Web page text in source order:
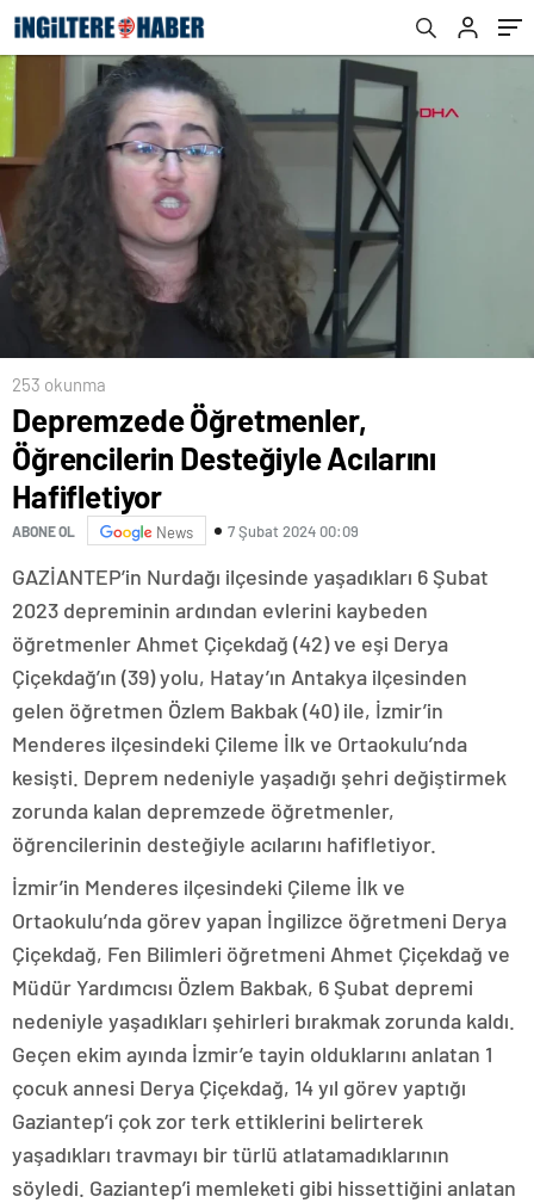
253 okunma
Depremzede Öğretmenler,
Öğrencilerin Desteğiyle Acılarını
Hafifletiyor
ABONE OL News 7 Şubat 2024 00:09
GAZİANTEP’in Nurdağı ilçesinde yaşadıkları 6 Şubat
2023 depreminin ardından evlerini kaybeden
öğretmenler Ahmet Çiçekdağ (42) ve eşi Derya
Çiçekdağ’ın (39) yolu, Hatay’ın Antakya ilçesinden
gelen öğretmen Özlem Bakbak (40) ile, İzmir’in
Menderes ilçesindeki Çileme İlk ve Ortaokulu’nda
kesişti. Deprem nedeniyle yaşadığı şehri değiştirmek
zorunda kalan depremzede öğretmenler,
öğrencilerinin desteğiyle acılarını hafifletiyor.
İzmir’in Menderes ilçesindeki Çileme İlk ve
Ortaokulu’nda görev yapan İngilizce öğretmeni Derya
Çiçekdağ, Fen Bilimleri öğretmeni Ahmet Çiçekdağ ve
Müdür Yardımcısı Özlem Bakbak, 6 Şubat depremi
nedeniyle yaşadıkları şehirleri bırakmak zorunda kaldı.
Geçen ekim ayında İzmir’e tayin olduklarını anlatan 1
çocuk annesi Derya Çiçekdağ, 14 yıl görev yaptığı
Gaziantep’i çok zor terk ettiklerini belirterek
yaşadıkları travmayı bir türlü atlatamadıklarının
söyledi. Gaziantep’i memleketi gibi hissettiğini anlatan